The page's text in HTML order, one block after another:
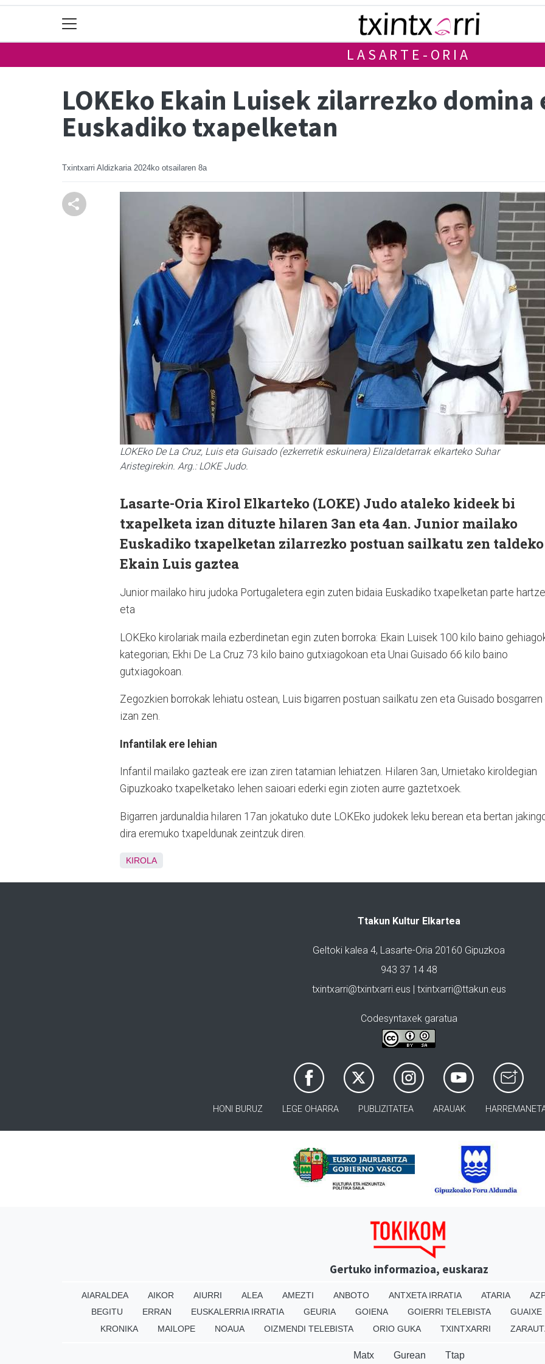
LASARTE-ORIA
LOKEko Ekain Luisek zilarrezko
Euskadiko txapelketan
Txintxarri Aldizkaria 2024ko otsailaren 8a
LOKEko De La Cruz, Luis eta Guisado (ezkerretik eskuinera) Elizaldetarrak elkarteko Suhar
Aristegirekin. Arg.: LOKE Judo.
Lasarte-Oria Kirol Elkarteko (LOKE) Judo ataleko kideek bi
txapelketa izan dituzte hilaren 3an eta 4an. Junior mailako
Euskadiko txapelketan zilarrezko postuan sailkatu zen taldeko
Ekain Luis gaztea
Junior mailako hiru judoka Portugaletera egin zuten bidaia Euskadiko txapelketan parte
eta
LOKEko kirolariak maila ezberdinetan egin zuten borroka: Ekain Luisek 100 kilo baino
kategorian; Ekhi De La Cruz 73 kilo baino gutxiagokoan eta Unai Guisado 66 kilo baino
gutxiagokoan.
Zegozkien borrokak lehiatu ostean, Luis bigarren postuan sailkatu zen eta Guisado bosgarren
izan zen.
Infantilak ere lehian
Infantil mailako gazteak ere izan ziren tatamian lehiatzen. Hilaren 3an, Urnietako kiroldegian
Gipuzkoako txapelketako lehen saioari ederki egin zioten aurre gaztetxoek.
Bigarren jardunaldia hilaren 17an jokatuko dute LOKEko judokek leku berean eta bertan
dira eremuko txapeldunak zeintzuk diren.
KIROLA
Ttakun Kultur Elkartea
Geltoki kalea 4, Lasarte-Oria 20160 Gipuzkoa
943 37 14 48
txintxarri@txintxarri.eus | txintxarri@ttakun.eus
Codesyntaxek garatua
HONI BURUZ LEGE OHARRA PUBLIZITATEA ARAUAK
Gertuko informazioa, euskaraz
AIARALDEA AIKOR AIURRI ALEA AMEZTI ANBOTO ANTXETA IRRATIA ATARIA
BEGITU
ERRAN EUSKALERRIA IRRATIA GEURIA GOIENA GOIERRI TELEBISTA GUAIXE
KRONIKA
MAILOPE NOAUA OIZMENDI TELEBISTA ORIO GUKA TXINTXARRI
Matx Gurean Ttap